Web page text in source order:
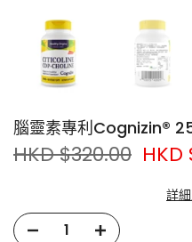
腦靈素專利Cognizin®
HKD $320.00 HKD
胞磷膽鹼 (Citicoline) 是天然存
大腦細胞結構及神經訊息傳遞
磷脂酰膽鹼
詳